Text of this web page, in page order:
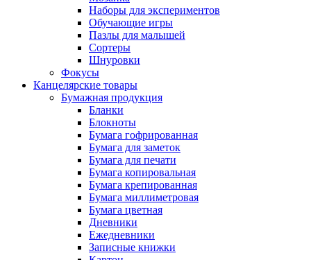
Наборы для экспериментов
Обучающие игры
Пазлы для малышей
Сортеры
Шнуровки
Фокусы
Канцелярские товары
Бумажная продукция
Бланки
Блокноты
Бумага гофрированная
Бумага для заметок
Бумага для печати
Бумага копировальная
Бумага крепированная
Бумага миллиметровая
Бумага цветная
Дневники
Ежедневники
Записные книжки